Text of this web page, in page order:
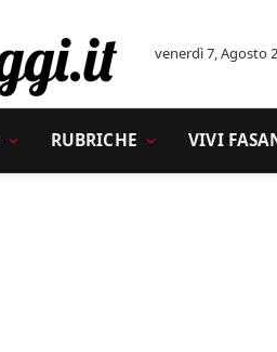
venerdì 7, Agosto
RUBRICHE VIVI